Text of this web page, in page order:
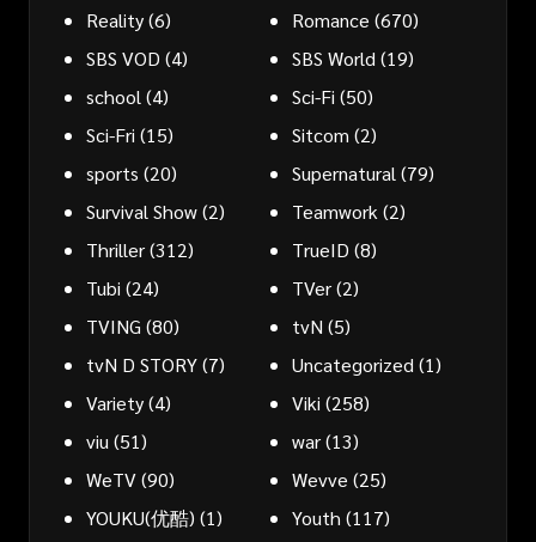
Reality(6) Romance (670)
SBS VOD (4) SBS World (19)
school (4) Sci-Fi (50)
Sci-Fri (15) Sitcom (2)
sports (20) Supernatural (79)
Survival Show(2) Teamwork (2)
Thriller(312) TrueID (8)
Tubi (24) TVer(2)
TVING (80) tvN (5)
tvN D STORY(7) Uncategorized (1)
Variety(4) Viki (258)
viu (51) war(13)
WeTV(90) Wevve (25)
YOUKU(优酷) (1) Youth (117)